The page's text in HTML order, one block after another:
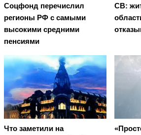
Соцфонд перечислил
регионы РФ с самыми
высокими средними
пенсиями
СВ:
Что заметили на